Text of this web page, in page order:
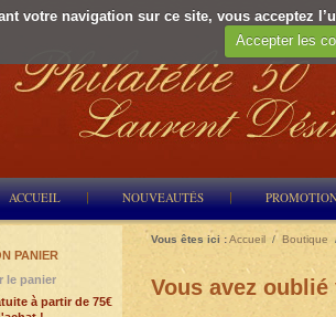
votre navigation sur ce site, vous acceptez
Accepter les
ACCUEIL NOUVEAUTÉS
Vous êtes ici :Accueil / Boutique
Vous avez
PANIER
le panier
à partir de 75€